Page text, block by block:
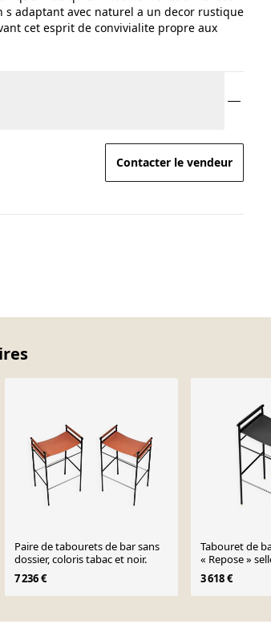
s adaptant avec naturel a un decor rustique
cet esprit de convivialite propre aux
Contacter le vendeur
Paire de tabourets de bar sans
dossier, coloris tabac et noir.
7 236 €
Tabouret de
« Repose »
en caoutchoir
3 618 €